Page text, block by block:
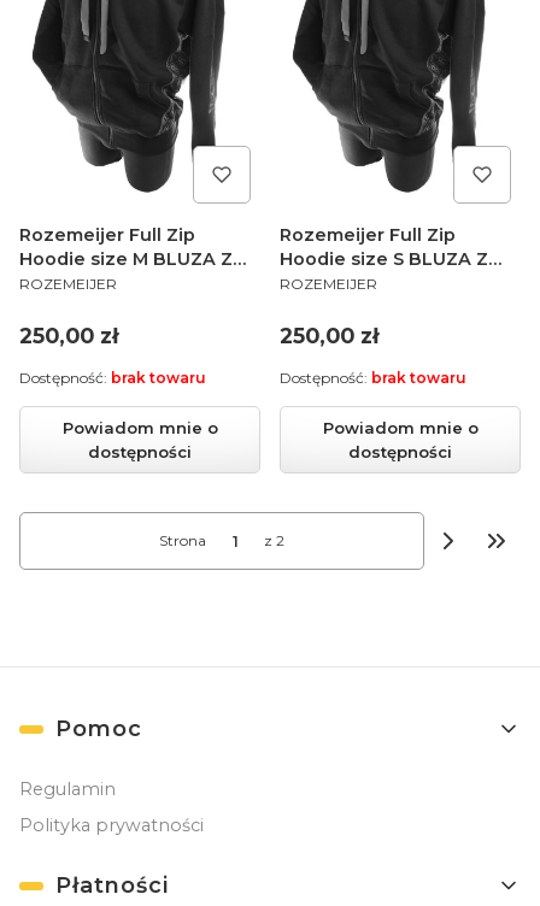
Rozemeijer Full Zip
Hoodie size M BLUZA Z
KAPTUREM NA SUWAK
PRODUCENT
ROZEMEIJER
Cena
250,00 zł
Powiadom mnie o
dostępności
Dostępność: brak towaru
Rozemeijer Full Zip
Hoodie size S BLUZA Z
KAPTUREM NA SUWAK
PRODUCENT
ROZEMEIJER
Cena
250,00 zł
Powiadom mnie o
dostępności
Dostępność: brak towaru
Strona z 2
Linki w stopce
Pomoc
Regulamin
Polityka prywatności
Płatności